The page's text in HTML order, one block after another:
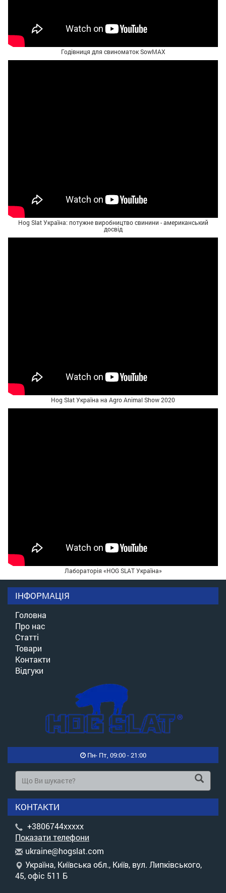
Годівниця для свиноматок SowMAX
Hog Slat Україна: потужне виробництво свинини - американський
досвід
Hog Slat Україна на Agro Animal Show 2020
Лабораторія «HOG SLAT Україна»
ІНФОРМАЦІЯ
Головна
Про нас
Статті
Товари
Контакти
Відгуки
Пн- Пт, 09:00 - 21:00
КОНТАКТИ
+3806744xxxxx
Показати телефони
ukraine@hogslat.com
Україна, Київська обл., Київ, вул. Липківського,
45, офіс 511 Б